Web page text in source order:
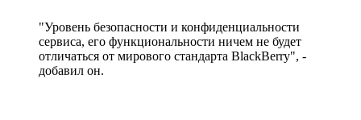
"Уровень безопасности и конфиденциальности
сервиса, его функциональности ничем не будет
отличаться от мирового стандарта BlackBerry", -
добавил он.